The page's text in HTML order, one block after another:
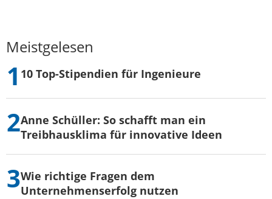
Meistgelesen
10 Top-Stipendien für Ingenieure
Anne Schüller: So schafft man ein
Treibhausklima für innovative Ideen
Wie richtige Fragen dem
Unternehmenserfolg nutzen